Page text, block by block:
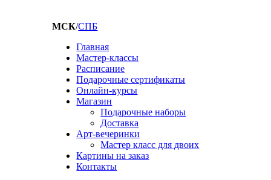
МСК/СПБ
Главная
Мастер-классы
Расписание
Подарочные сертификаты
Онлайн-курсы
Магазин
Подарочные наборы
Доставка
Арт-вечеринки
Мастер класс для двоих
Картины на заказ
Контакты